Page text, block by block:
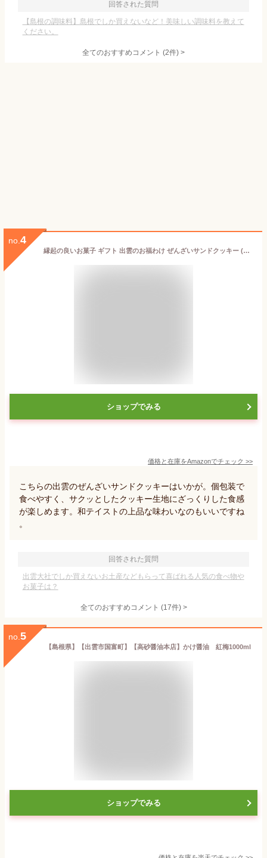
回答された質問
【島根の調味料】島根でしか買えないなど！美味しい調味料を教えて
ください。
全てのおすすめコメント (2件) >
no. 4
縁起の良いお菓子 ギフト 出雲のお福わけ ぜんざいサンドクッキー (6個入) 島根県のお土産 個包装 お祝い ご縁 ありがとう 退職 送別 お菓子
ショップでみる
価格と在庫をAmazonでチェック >>
こちらの出雲のぜんざいサンドクッキーはいかが。個包装で
食べやすく、サクッとしたクッキー生地にざっくりした食感
が楽しめます。和テイストの上品な味わいなのもいいですね
。
回答された質問
出雲大社でしか買えないお土産などもらって喜ばれる人気の食べ物や
お菓子は？
全てのおすすめコメント (17件) >
no. 5
【島根県】【出雲市国富町】【高砂醤油本店】かけ醤油 紅梅1000ml
ショップでみる